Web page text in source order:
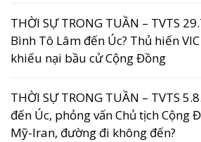
THỜI SỰ TRONG TUẦN – TVTS
Bình Tô Lâm đến Úc? Thủ hiến
khiếu nại bầu cử Cộng Đồng
THỜI SỰ TRONG TUẦN – TVTS
đến Úc, phỏng vấn Chủ tịch Cộng
Mỹ-Iran, đường đi không đến?